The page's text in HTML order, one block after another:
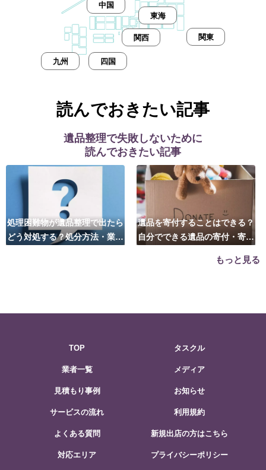
東海
関東
関西
中国
四国
九州
読んでおきたい記事
遺品整理で失敗しないために
読んでおきたい記事
処理困難物が遺品整理で出たら
どう対処する？処分方法・業者
遺品を寄付することはできる？
自分でできる遺品の寄付・寄贈
もっと見る
TOP
業者一覧
見積もり事例
サービスの流れ
よくある質問
対応エリア
タスクル
メディア
お知らせ
利用規約
新規出店の方はこちら
プライバシーポリシー